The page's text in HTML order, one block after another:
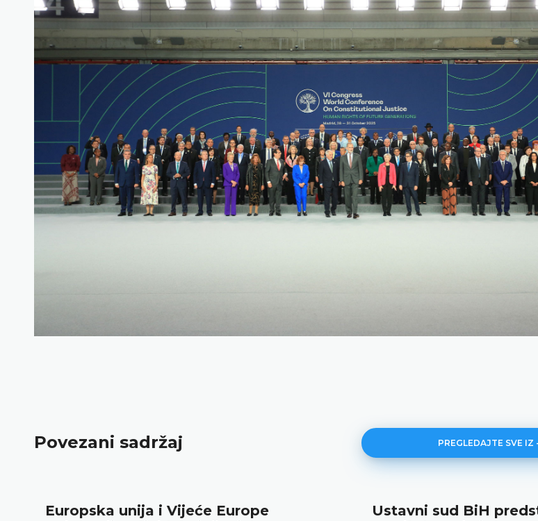
Povezani sadržaj PREGLEDAJTE SVE
unija i Vijeće Europe
Ustavni sud BiH predstavio